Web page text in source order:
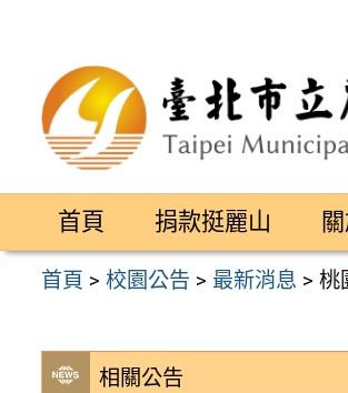
區
首頁 捐款挺麗山
首頁 >校園公告 > 最新消息 >桃
相關公告